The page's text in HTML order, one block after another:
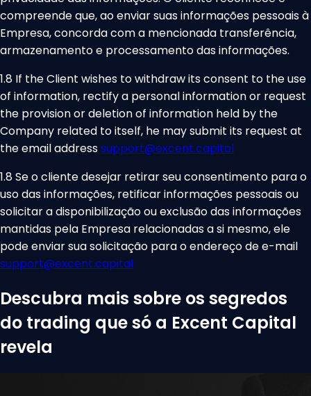
compreende que, ao enviar suas informações pessoais à
Empresa, concorda com a mencionada transferência,
armazenamento e processamento das informações.
1.8 If the Client wishes to withdraw its consent to the use
of information, rectify a personal information or request
the provision or deletion of information held by the
Company related to itself, he may submit its request at
the email addresssupport@excent.capital
1.8 Se o cliente desejar retirar seu consentimento para o
uso das informações, retificar informações pessoais ou
solicitar a disponibilização ou exclusão das informações
mantidas pela Empresa relacionadas a si mesmo, ele
pode enviar sua solicitação para o endereço de e-mail
support@excent.capital
Descubra mais sobre os segredos
do trading que só a Excent Capital
revela